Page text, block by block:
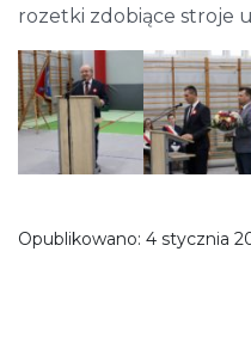
rozetki zdobiące stroje
Opublikowano: 4 stycznia